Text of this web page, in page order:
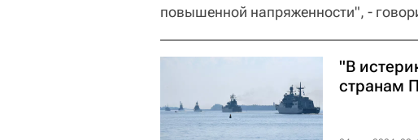
повышенной напряженности", -
"В
странам